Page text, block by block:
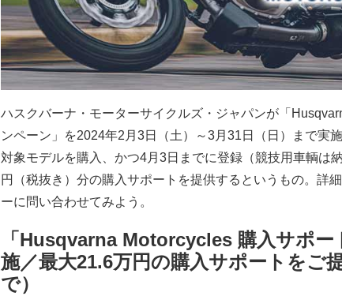
ハスクバーナ・モーターサイクルズ・ジャパンが「
ンペーン」を2024年2月3日（土）～3月31日（日）まで実
対象モデルを購入、かつ4月3日までに登録（競技用車輌は
円（税抜き）分の購入サポートを提供するというもの。詳
ーに問い合わせてみよう。
「Husqvarna Motorcycles 購入サポ
施／最大21.6万円の購入サポートをご
で）